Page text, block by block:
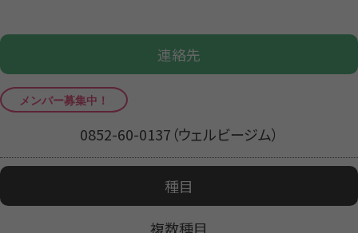
連絡先
0852-60-0137（ウェルビージム）
種目
複数種目